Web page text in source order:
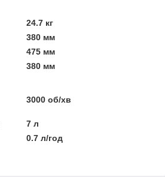
24.7 кг
380 мм
475 мм
380 мм
3000 об/хв
7 л
0.7 л/год